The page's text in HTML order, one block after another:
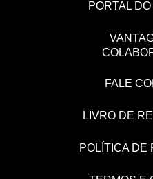
PORTAL
FALE
LIVRO DE
POLÍTICA DE